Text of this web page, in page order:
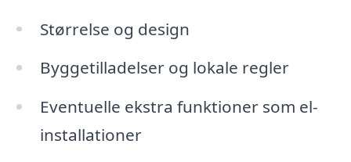
Størrelse og design
Byggetilladelser og lokale regler
Eventuelle ekstra funktioner som el-
installationer